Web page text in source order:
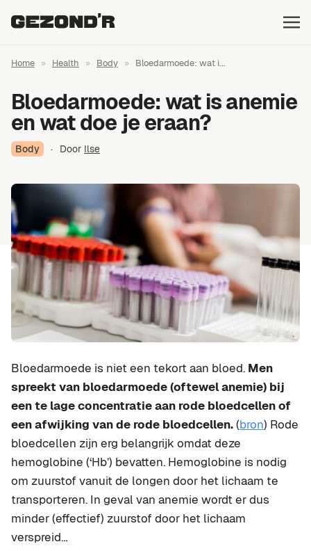
Home » Health » Body » Bloedarmoede: wat i...
Bloedarmoede: wat is anemie
en wat doe je eraan?
Body · Door Ilse
Bloedarmoede is niet een tekort aan bloed. Men
spreekt van bloedarmoede (oftewel anemie) bij
een te lage concentratie aan rode bloedcellen of
een afwijking van de rode bloedcellen.(bron) Rode
bloedcellen zijn erg belangrijk omdat deze
hemoglobine (‘Hb’) bevatten. Hemoglobine is nodig
om zuurstof vanuit de longen door het lichaam te
transporteren. In geval van anemie wordt er dus
minder (effectief) zuurstof door het lichaam
verspreid…